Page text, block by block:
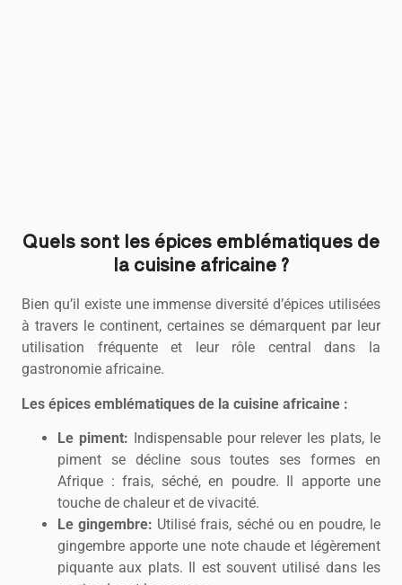
Quels sont les épices emblématiques de
la cuisine africaine ?
Bien qu’il existe une immense diversité d’épices utilisées
à travers le continent, certaines se démarquent par leur
utilisation fréquente et leur rôle central dans la
gastronomie africaine.
Les épices emblématiques de la cuisine africaine :
Le piment: Indispensable pour relever les plats, le
piment se décline sous toutes ses formes en
Afrique : frais, séché, en poudre. Il apporte une
touche de chaleur et de vivacité.
Le gingembre: Utilisé frais, séché ou en poudre, le
gingembre apporte une note chaude et légèrement
piquante aux plats. Il est souvent utilisé dans les